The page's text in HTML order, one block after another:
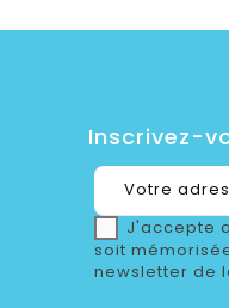
Inscrivez-
J'accepte
soit
newsletter de